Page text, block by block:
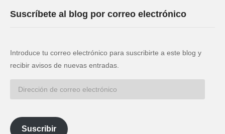
Suscríbete al blog por correo electrónico
Introduce tu correo electrónico para suscribirte a este blog y
recibir avisos de nuevas entradas.
electrónico
Suscribir